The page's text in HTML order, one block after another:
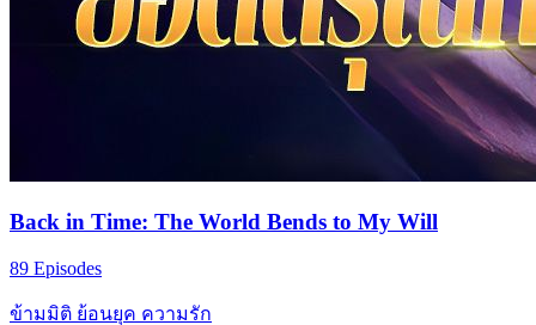
Back in Time: The World Bends to My Will
89 Episodes
ข้ามมิติ ย้อนยุค ความรัก